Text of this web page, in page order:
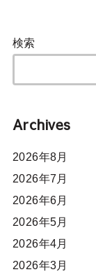
検索
Archives
2026年8月
2026年7月
2026年6月
2026年5月
2026年4月
2026年3月